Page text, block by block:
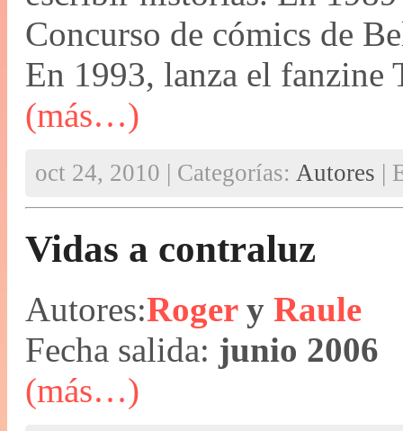
Concurso de cómics de
En 1993, lanza el fanzine
(más…)
oct 24, 2010 | Categorías: Autores |
Vidas a contraluz
Autores:Rogery Raule
Fecha salida: junio 2006
(más…)